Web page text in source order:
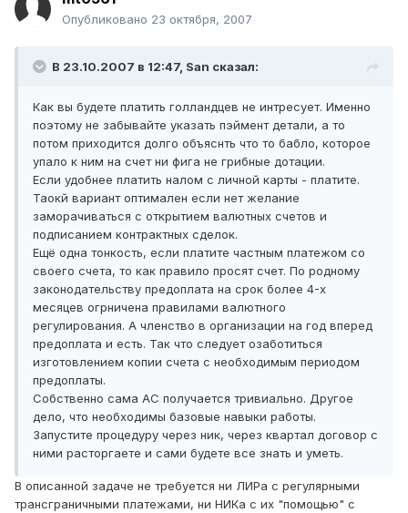
Опубликовано 23 октября, 2007
В 23.10.2007 в 12:47, San сказал:
Как вы будете платить голландцев не интресует. Именно
поэтому не забывайте указать пэймент детали, а то
потом приходится долго объяснть что то бабло, которое
упало к ним на счет ни фига не грибные дотации.
Если удобнее платить налом с личной карты - платите.
Таокй вариант оптимален если нет желание
заморачиваться с открытием валютных счетов и
подписанием контрактных сделок.
Ещё одна тонкость, если платите частным платежом со
своего счета, то как правило просят счет. По родному
законодательству предоплата на срок более 4-х
месяцев огрничена правилами валютного
регулирования. А членство в организации на год вперед
предоплата и есть. Так что следует озаботиться
изготовлением копии счета с необходимым периодом
предоплаты.
Собственно сама АС получается тривиально. Другое
дело, что необходимы базовые навыки работы.
Запустите процедуру через ник, через квартал договор с
ними расторгаете и сами будете все знать и уметь.
В описанной задаче не требуется ни ЛИРа с регулярными
трансграничными платежами, ни НИКа с их "помощью" с